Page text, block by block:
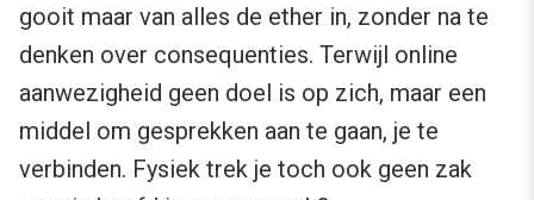
gooit maar van alles de ether in, zonder na te
denken over consequenties. Terwijl online
aanwezigheid geen doel is op zich, maar een
middel om gesprekken aan te gaan, je te
verbinden. Fysiek trek je toch ook geen zak